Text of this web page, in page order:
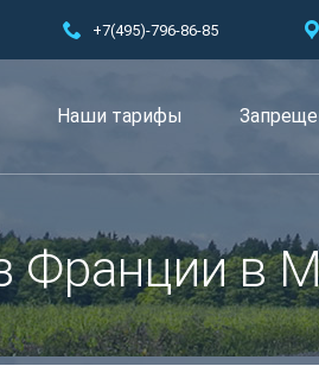
+7(495)-796-86-85
Наши тарифы
Франции в